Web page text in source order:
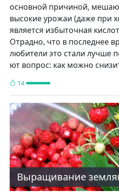
основ­ной причиной,
высокие урожаи (даже при
является избыточная
Отрадно, что в послед­нее
любители это стали лучше
ют вопрос: как можно
14
Выращивание